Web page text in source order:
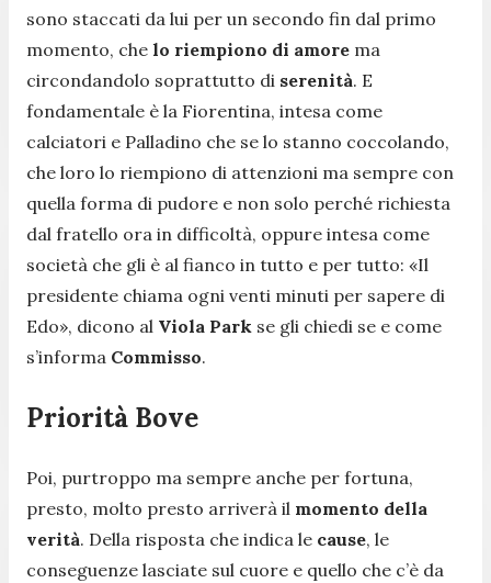
sono staccati da lui per un secondo fin dal primo
momento, che lo riempiono di amore ma
circondandolo soprattutto di serenità. E
fondamentale è la Fiorentina, intesa come
calciatori e Palladino che se lo stanno coccolando,
che loro lo riempiono di attenzioni ma sempre con
quella forma di pudore e non solo perché richiesta
dal fratello ora in difficoltà, oppure intesa come
società che gli è al fianco in tutto e per tutto: «Il
presidente chiama ogni venti minuti per sapere di
Edo», dicono al Viola Park se gli chiedi se e come
s’informa Commisso.
Priorità Bove
Poi, purtroppo ma sempre anche per fortuna,
presto, molto presto arriverà il momento della
verità. Della risposta che indica le cause, le
conseguenze lasciate sul cuore e quello che c’è da